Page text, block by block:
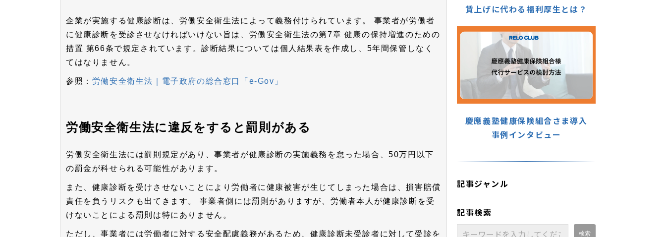
企業が実施する健康診断は、労働安全衛生法によって義務付けられています。
事業者が労働者
に健康診断を受診させなければいけない旨は、労働安全衛生法の第7章 健康の保持増進のための
措置 第66条で規定されています。診断結果については個人結果表を作成し、5年間保管しなく
てはなりません。
参照： 労働安全衛生法｜電子政府の総合窓口「e-Gov」
労働安全衛生法に違反をすると罰則がある
労働安全衛生法には罰則規定があり、事業者が健康診断の実施義務を怠った場合、50万円以下
の罰金が科せられる可能性があります。
また、健康診断を受けさせないことにより労働者に健康被害が生じてしまった場合は、損害賠償
責任を負うリスクも出てきます。
事業者側には罰則がありますが、労働者本人が健康診断を受
けないことによる罰則は特にありません。
ただし、事業者には労働者に対する安全配慮義務があるため、健康診断未受診者に対して受診を
賃上げに代わる福利厚生とは？
慶應義塾健康保険組合さま導入
事例インタビュー
記事ジャンル
記事検索